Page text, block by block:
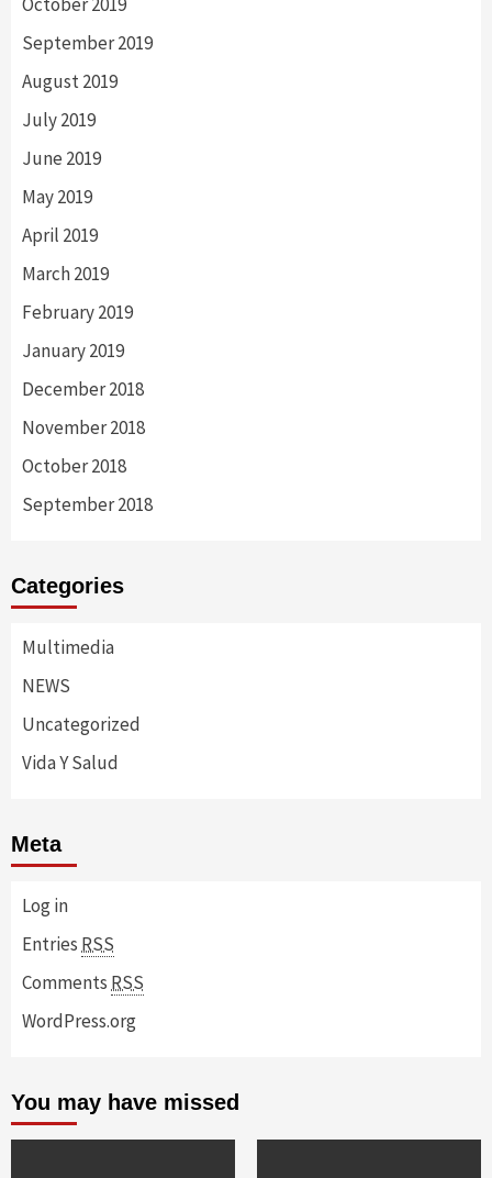
September 2019
August 2019
July 2019
June 2019
May 2019
April 2019
March 2019
February 2019
January 2019
December 2018
November 2018
October 2018
September 2018
Categories
Multimedia
NEWS
Uncategorized
Vida Y Salud
Meta
Log in
Entries RSS
Comments RSS
WordPress.org
You may have missed